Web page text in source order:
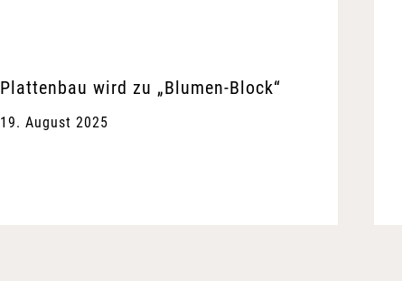
Plattenbau wird zu „Blumen-Block“
19. August 2025